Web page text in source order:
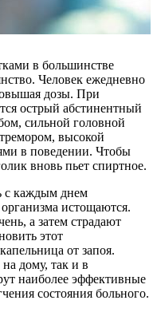
в большинстве
Человек ежедневно
дозы. При
острый абстинентный
сильной головной
высокой
в поведении. Чтобы
вновь пьет спиртное.
с каждым днем
истощаются.
а затем страдают
этот
от запоя.
дому, так и в
наиболее эффективные
состояния больного.